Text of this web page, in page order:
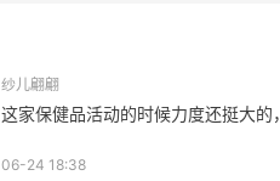
纱儿翩翩
这家保健品活动的时候力度还挺大的
06-24 18:38